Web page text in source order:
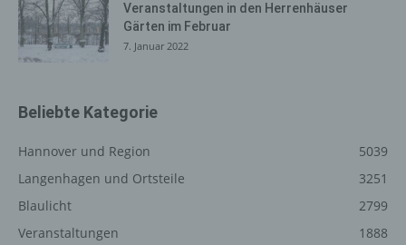
Veranstaltungen in den Herrenhäuser
Gärten im Februar
7. Januar 2022
Beliebte Kategorie
Hannover und Region
5039
Langenhagen und Ortsteile
3251
Blaulicht
2799
Veranstaltungen
1888
einen oder mehrere Auftragsverarbeiter, beispielsweise
einen Paketdienstleister, veranlassen, der die
personenbezogenen Daten ebenfalls ausschließlich für
eine interne Verwendung, die dem für die Verarbeitung
Durch eine Registrierung auf der Internetseite des für die
Internet-Service-Provider (ISP) der betroffenen Person
vergebene IP-Adresse, das Datum sowie die Uhrzeit der
erfolgt vor dem Hintergrund, dass nur so der Missbrauch
unserer Dienste verhindert werden kann, und diese